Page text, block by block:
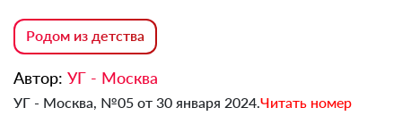
Родом из детства
Автор: УГ - Москва
УГ - Москва, №05 от 30 января 2024. Читать номер